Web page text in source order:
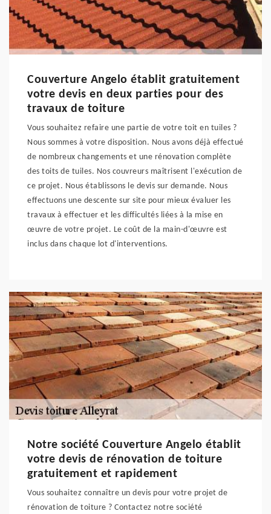
Couverture Angelo établit gratuitement
votre devis en deux parties pour des
travaux de toiture
Vous souhaitez refaire une partie de votre toit en tuiles ?
Nous sommes à votre disposition. Nous avons déjà effectué
de nombreux changements et une rénovation complète
des toits de tuiles. Nos couvreurs maîtrisent l'exécution de
ce projet. Nous établissons le devis sur demande. Nous
effectuons une descente sur site pour mieux évaluer les
travaux à effectuer et les difficultés liées à la mise en
œuvre de votre projet. Le coût de la main-d'œuvre est
inclus dans chaque lot d'interventions.
Notre société Couverture Angelo établit
votre devis de rénovation de toiture
gratuitement et rapidement
Vous souhaitez connaître un devis pour votre projet de
rénovation de toiture ? Contactez notre société